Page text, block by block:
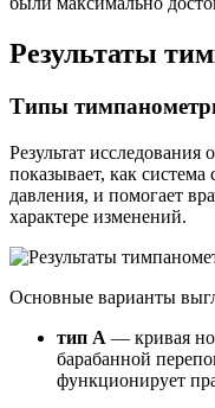
Результаты
Типы
Результат
показывает, как система
давления, и помогает
характере изменений.
Основные варианты
тип A — кривая
барабанной
функционирует